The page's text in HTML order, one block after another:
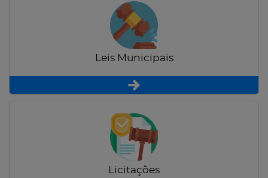
Leis Municipais
Licitações